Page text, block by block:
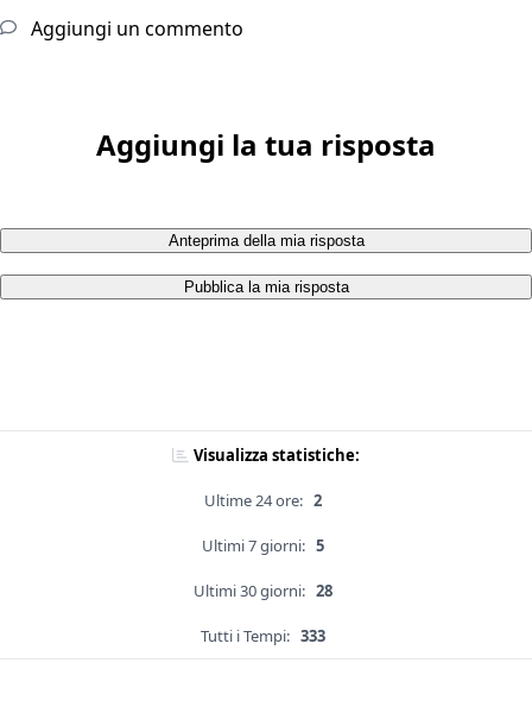
Aggiungi un commento
Aggiungi la tua risposta
Anteprima della mia risposta
Pubblica la mia risposta
Visualizza statistiche:
Ultime 24 ore: 2
Ultimi 7 giorni: 5
Ultimi 30 giorni: 28
Tutti i Tempi: 333